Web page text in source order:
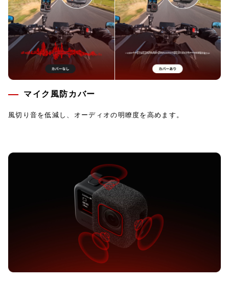
マイク風防カバー
風切り音を低減し、オーディオの明瞭度を高めます。